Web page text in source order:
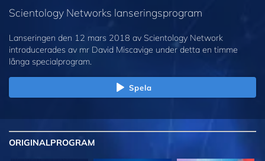
Scientology Networks lanseringsprogram
Lanseringen den 12 mars 2018 av Scientology Network
introducerades av mr David Miscavige under detta en timme
långa specialprogram.
Spela
ORIGINALPROGRAM